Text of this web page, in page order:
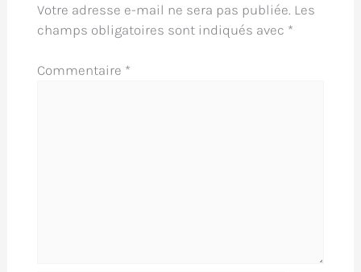
Votre adresse e-mail ne sera pas publiée. Les
champs obligatoires sont indiqués avec *
Commentaire *